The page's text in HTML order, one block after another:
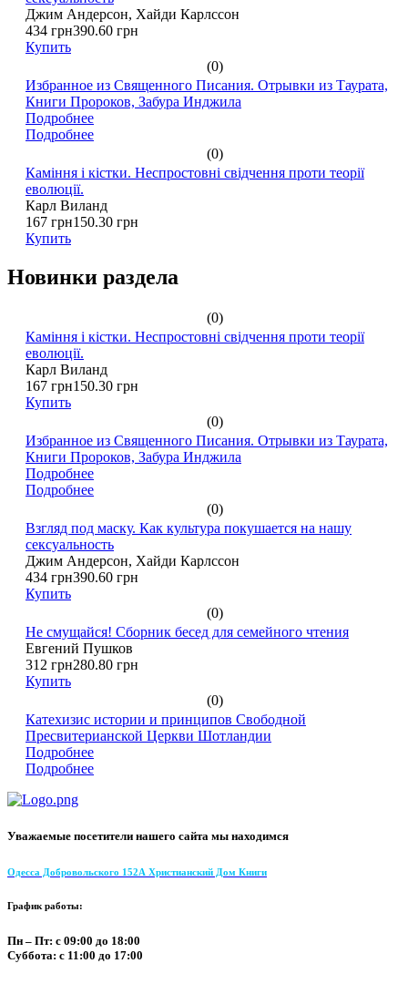
Джим Андерсон, Хайди Карлссон
434 грн390.60 грн
Купить
(0)
Избранное из Священного Писания. Отрывки из Таурата,
Книги Пророков, Забура Инджила
Подробнее
Подробнее
(0)
Каміння і кістки. Неспростовні свідчення проти теорії
еволюції.
Карл Виланд
167 грн150.30 грн
Купить
Новинки раздела
(0)
Каміння і кістки. Неспростовні свідчення проти теорії
еволюції.
Карл Виланд
167 грн150.30 грн
Купить
(0)
Избранное из Священного Писания. Отрывки из Таурата,
Книги Пророков, Забура Инджила
Подробнее
Подробнее
(0)
Взгляд под маску. Как культура покушается на нашу
сексуальность
Джим Андерсон, Хайди Карлссон
434 грн390.60 грн
Купить
(0)
Не смущайся! Сборник бесед для семейного чтения
Евгений Пушков
312 грн280.80 грн
Купить
(0)
Катехизис истории и принципов Свободной
Пресвитерианской Церкви Шотландии
Подробнее
Подробнее
Уважаемые посетители нашего сайта мы находимся
Одесса Добровольского 152А Христианский Дом Книги
График работы:
Пн – Пт: с 09:00 до 18:00
Суббота: с 11:00 до 17:00